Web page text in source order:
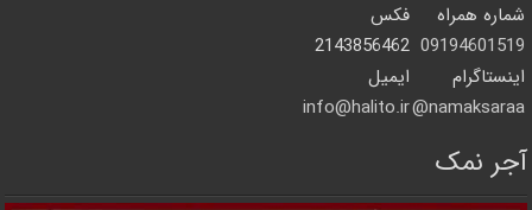
شماره همراه
فکس
09194601519
2143856462
اینستاگرام
ایمیل
namaksaraa@
info@halito.ir
آجر نمک